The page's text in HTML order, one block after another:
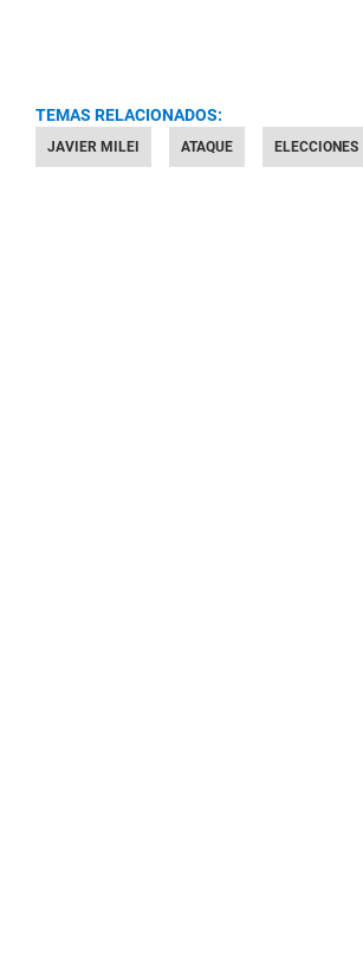
TEMAS RELACIONADOS:
JAVIER MILEI ATAQUE ELECCIONES